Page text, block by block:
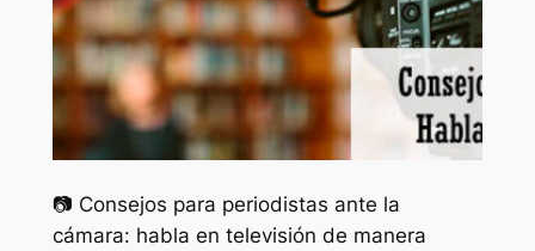
📷 Consejos para periodistas ante la
cámara: habla en televisión de manera